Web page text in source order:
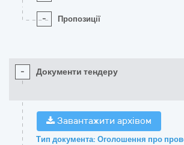
- Пропозиції
- Документи тендеру
Завантажити архівом
Тип документа: Оголошення про